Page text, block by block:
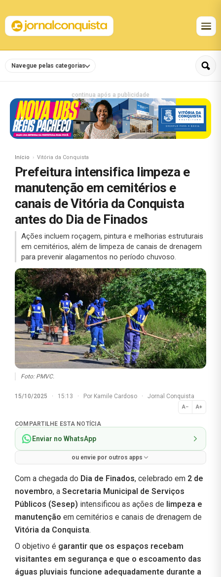
Navegue pelas categorias
continua após a publicidade
Início Vitória da Conquista
Prefeitura intensifica limpeza e
manutenção em cemitérios e
canais de Vitória da Conquista
antes do Dia de Finados
Ações incluem roçagem, pintura e melhorias estruturais
em cemitérios, além de limpeza de canais de drenagem
para prevenir alagamentos no período chuvoso.
Foto: PMVC.
15/10/2025 · 15:13 · Por Kamile Cardoso · Jornal Conquista
A− A+
Normal
COMPARTILHE ESTA NOTÍCIA
Enviar no WhatsApp
ou envie por outros apps
Com a chegada do Dia de Finados, celebrado em 2 de
novembro, a Secretaria Municipal de Serviços
Públicos (Sesep) intensificou as ações de limpeza e
manutenção em cemitérios e canais de drenagem de
Vitória da Conquista.
O objetivo é garantir que os espaços recebam
visitantes em segurança e que o escoamento das
águas pluviais funcione adequadamente durante a